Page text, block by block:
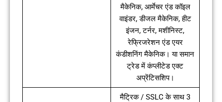
मैकेनिक, आर्मेचर एंड कॉइल
वाइंडर, डीजल मैकेनिक, हीट
इंजन, टर्नर, मशीनिस्ट,
रेफ्रिजरेशन एंड एयर
कंडीशनिंग मैकेनिक। या समान
ट्रेड में कंप्लीटेड एक्ट
अप्रेंटिसशिप।
मैट्रिक / SSLC के साथ 3